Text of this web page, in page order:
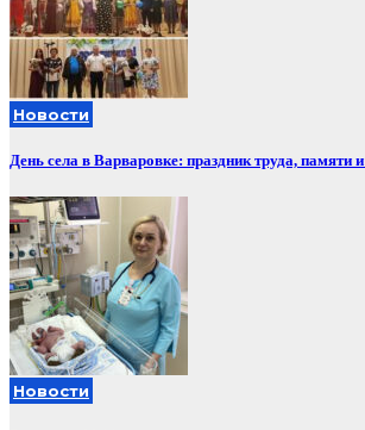
Новости
День села в Варваровке: праздник труда, памяти и
Новости